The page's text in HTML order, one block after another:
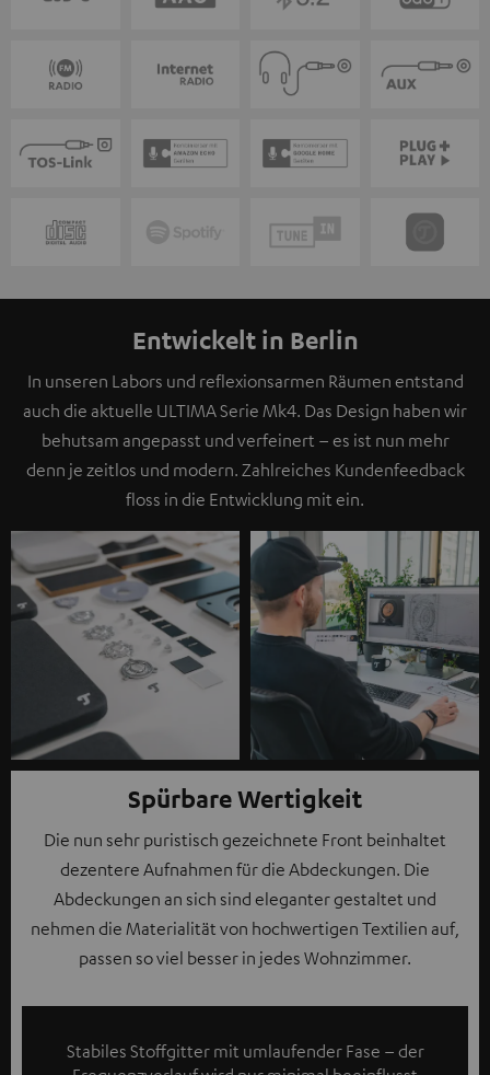
Entwickelt in Berlin
In unseren Labors und reflexionsarmen Räumen entstand
auch die aktuelle ULTIMA Serie Mk4. Das Design haben wir
behutsam angepasst und verfeinert – es ist nun mehr
denn je zeitlos und modern. Zahlreiches Kundenfeedback
floss in die Entwicklung mit ein.
Spürbare Wertigkeit
Die nun sehr puristisch gezeichnete Front beinhaltet
dezentere Aufnahmen für die Abdeckungen. Die
Abdeckungen an sich sind eleganter gestaltet und
nehmen die Materialität von hochwertigen Textilien auf,
passen so viel besser in jedes Wohnzimmer.
Stabiles Stoffgitter mit umlaufender Fase – der